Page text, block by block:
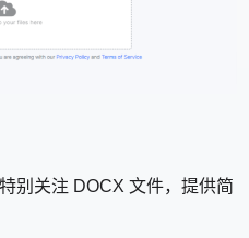
别关注 DOCX 文件，提供简